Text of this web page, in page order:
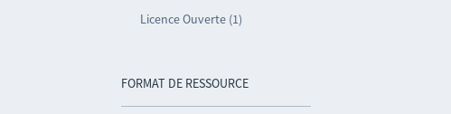
Licence Ouverte (1)
FORMAT DE RESSOURCE